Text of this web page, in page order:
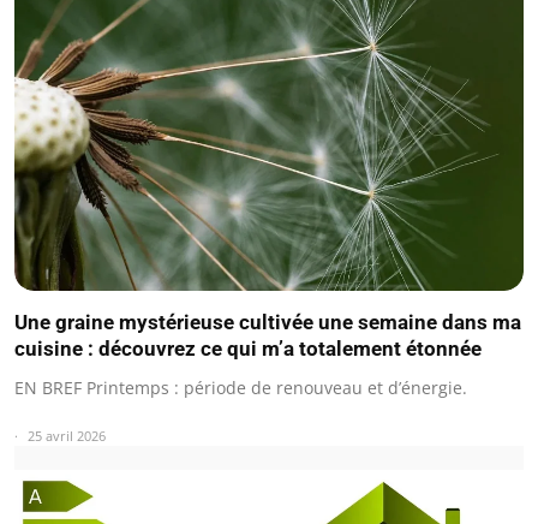
Une graine mystérieuse cultivée une semaine dans ma
cuisine : découvrez ce qui m’a totalement étonnée
EN BREF Printemps : période de renouveau et d’énergie.
25 avril 2026